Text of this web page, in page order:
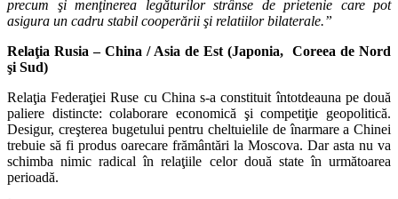
precum şi menţinerea legăturilor strânse de prietenie care pot
asigura un cadru stabil cooperării şi relatiilor bilaterale.”
Relaţia Rusia – China / Asia de Est (Japonia, Coreea de Nord
şi Sud)
Relaţia Federaţiei Ruse cu China s-a constituit întotdeauna pe două
paliere distincte: colaborare economică şi competiţie geopolitică.
Desigur, creşterea bugetului pentru cheltuielile de înarmare a Chinei
trebuie să fi produs oarecare frământări la Moscova. Dar asta nu va
schimba nimic radical în relaţiile celor două state în următoarea
perioadă.